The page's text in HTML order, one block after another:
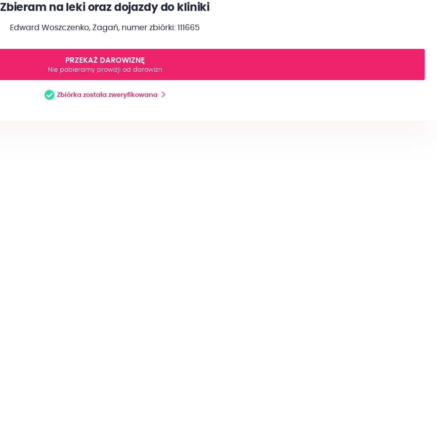
Zbieram na leki oraz dojazdy do kliniki
Edward Woszczenko, Żagań, numer zbiórki: 111665
PRZEKAŻ DAROWIZNĘ
Nie pobieramy prowizji od darowizn
Zbiórka została zweryfikowana